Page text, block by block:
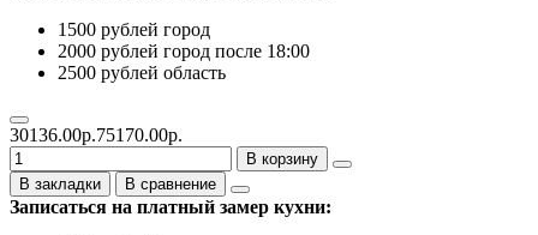
1500 рублей город
2000 рублей город после 18:00
2500 рублей область
30136.00р.75170.00р.
В корзину
В закладки
В сравнение
Записаться на платный замер кухни: